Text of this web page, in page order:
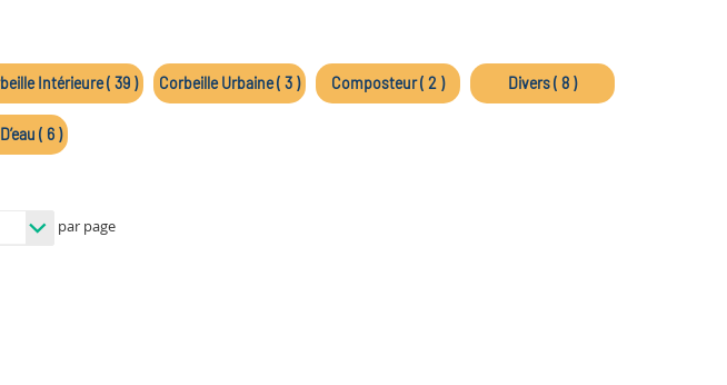
Intérieure ( 39 ) Corbeille Urbaine ( 3 ) Composteur ( 2 ) Divers ( 8 )
( 6 )
par page